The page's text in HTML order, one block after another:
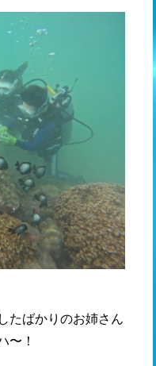
たばかりのお姉さん
〜！